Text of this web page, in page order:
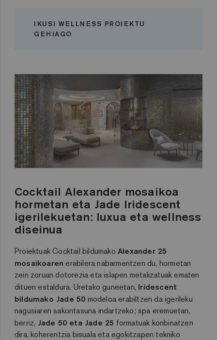
IKUSI WELLNESS PROIEKTU
GEHIAGO
Cocktail Alexander mosaikoa
hormetan eta Jade Iridescent
igerilekuetan: luxua eta wellness
diseinua
Proiektuak Cocktail bildumako Alexander 25
mosaikoaren erabilera nabarmentzen du, hormetan
zein zoruan dotorezia eta islapen metalizatuak ematen
dituen estaldura. Uretako guneetan, Iridescent
bildumako Jade 50 modeloa erabiltzen da igerileku
nagusiaren sakontasuna indartzeko; spa eremuetan,
berriz, Jade 50 eta Jade 25 formatuak konbinatzen
dira, koherentzia bisuala eta egokitzapen tekniko